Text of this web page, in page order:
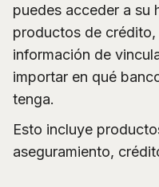
puedes acceder a su
productos de
información de
importar en qué
tenga.
Esto incluye
aseguramiento,